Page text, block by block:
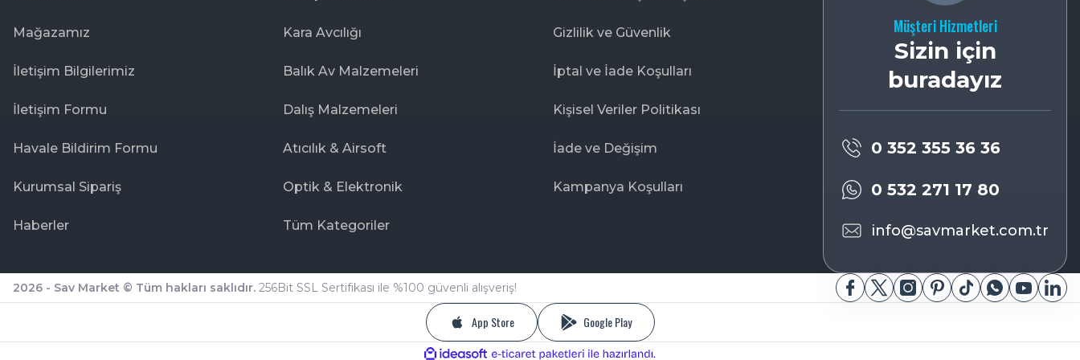
Mağazamız
İletişim Bilgilerimiz
İletişim Formu
Havale Bildirim Formu
Kurumsal Sipariş
Haberler
Kara Avcılığı
Balık Av Malzemeleri
Dalış Malzemeleri
Atıcılık & Airsoft
Optik & Elektronik
Tüm Kategoriler
Gizlilik ve Güvenlik
İptal ve İade Koşulları
Kişisel Veriler Politikası
İade ve Değişim
Kampanya Koşulları
Müşteri Hizmetleri
Sizin için
buradayız
0 352 355 36 36
0 532 271 17 80
info@savmarket.com.tr
2026 - Sav Market © Tüm hakları saklıdır. 256Bit SSL Sertifikası ile %100 güvenli alışveriş!
App Store Google Play
ideasoft e-